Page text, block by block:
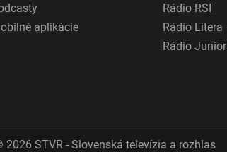
aplikácie
Rádio RSI
Rádio Litera
Rádio Junior
2026 STVR - Slovenská televízia a rozhlas